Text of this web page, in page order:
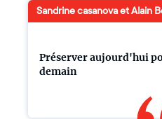
Préserver aujourd'hui
demain
Sandrine casanova et Alain